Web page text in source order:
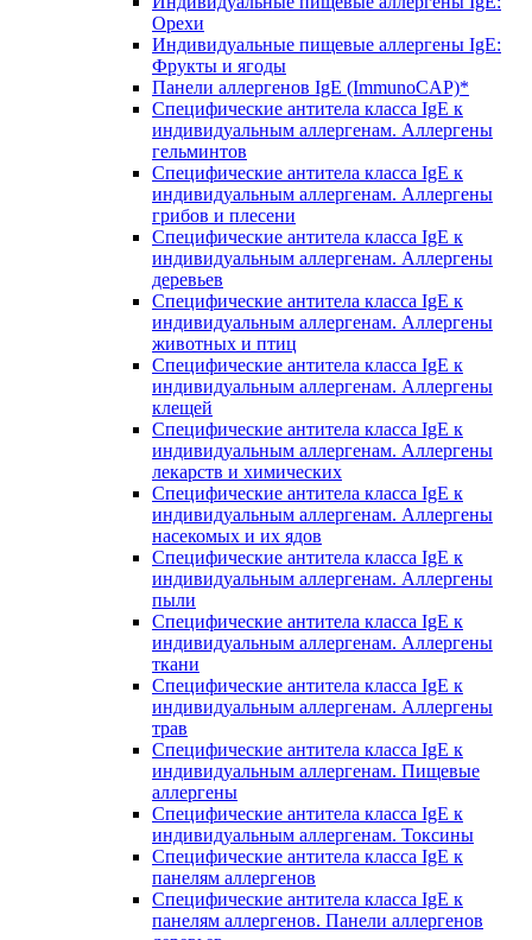
Орехи
Индивидуальные пищевые аллергены IgE:
Фрукты и ягоды
Панели аллергенов IgE (ImmunoCAP)*
Специфические антитела класса IgE к
индивидуальным аллергенам. Аллергены
гельминтов
Специфические антитела класса IgE к
индивидуальным аллергенам. Аллергены
грибов и плесени
Специфические антитела класса IgE к
индивидуальным аллергенам. Аллергены
деревьев
Специфические антитела класса IgE к
индивидуальным аллергенам. Аллергены
животных и птиц
Специфические антитела класса IgE к
индивидуальным аллергенам. Аллергены
клещей
Специфические антитела класса IgE к
индивидуальным аллергенам. Аллергены
лекарств и химических
Специфические антитела класса IgE к
индивидуальным аллергенам. Аллергены
насекомых и их ядов
Специфические антитела класса IgE к
индивидуальным аллергенам. Аллергены
пыли
Специфические антитела класса IgE к
индивидуальным аллергенам. Аллергены
ткани
Специфические антитела класса IgE к
индивидуальным аллергенам. Аллергены
трав
Специфические антитела класса IgE к
индивидуальным аллергенам. Пищевые
аллергены
Специфические антитела класса IgE к
индивидуальным аллергенам. Токсины
Специфические антитела класса IgE к
панелям аллергенов
Специфические антитела класса IgE к
панелям аллергенов. Панели аллергенов